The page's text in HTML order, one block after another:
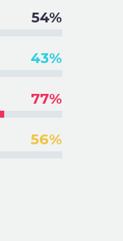
54%
43%
77%
56%